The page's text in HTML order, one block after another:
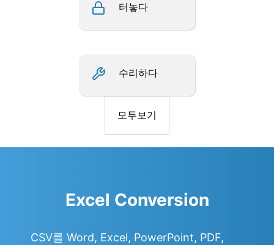
터놓다
수리하다
모두보기
Excel Conversion
CSV를 Word, Excel, PowerPoint, PDF,